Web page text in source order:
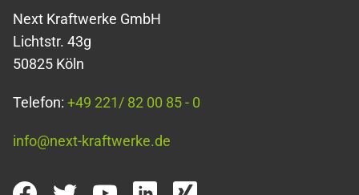
Next Kraftwerke GmbH
Lichtstr. 43g
50825 Köln
Telefon: +49 221/ 82 00 85 - 0
info@next-kraftwerke.de